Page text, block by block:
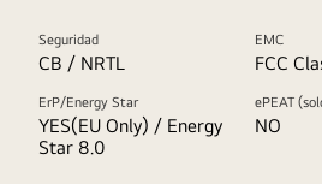
Seguridad
CB / NRTL
EMC
FCC
ErP/Energy Star
YES(EU Only) / Energy
Star 8.0
ePEAT
NO